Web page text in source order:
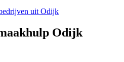
uit Odijk
Odijk